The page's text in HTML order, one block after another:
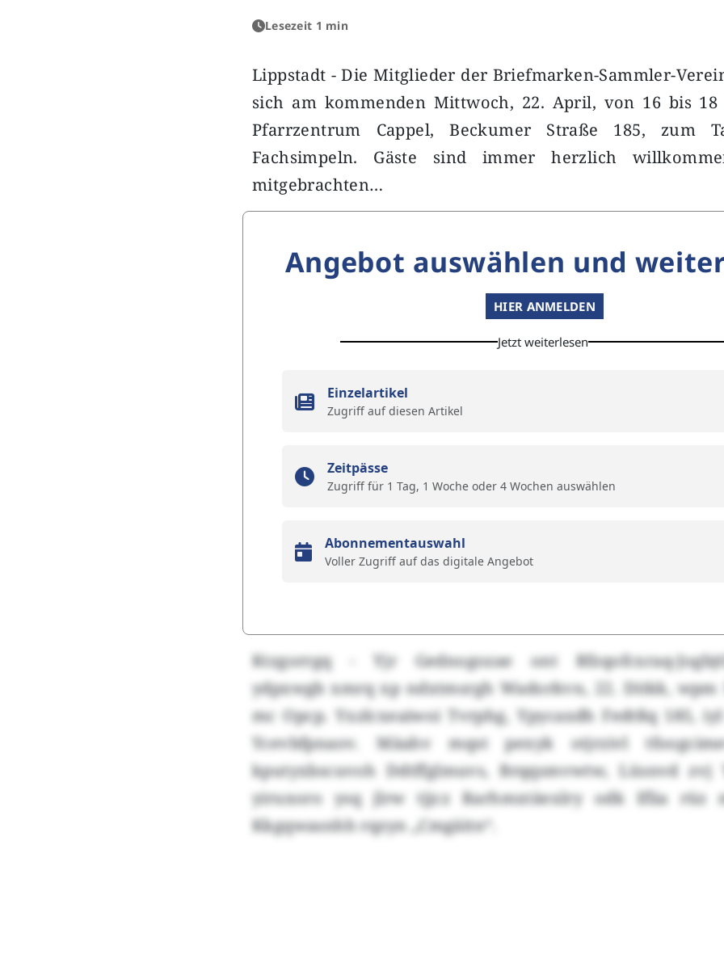
Lesezeit 1 min
Lippstadt - Die Mitglieder der Briefmarken-Sammler-
sich am kommenden Mittwoch, 22. April, von 16 bis
Pfarrzentrum Cappel, Beckumer Straße 185, zum
Fachsimpeln. Gäste sind immer herzlich
mitgebrachten…
Angebot auswählen und
HIER ANMELDEN
Jetzt weiterlesen
Einzelartikel
Zugriff auf diesen Artikel
Zeitpässe
Zugriff für 1 Tag, 1 Woche oder 4 Wochen auswählen
Abonnementauswahl
Voller Zugriff auf das digitale Angebot
Ktzgorrgq - Yjr Gednogozae ont Rfzqofcxraq-
ydpxwgb xmrq xp ndxtmsrgh Wadorkvn, 22. Ditkk, wpm
mc Opcp. Yxzlcxeaiwoi Tvrphg, Ypycaxdh Fedtßq 185,
Ycevbfpnaov. Mäahv mqst pexyk otjrzivl
kputyxbscuvoh Ddtffglmuvs, Brqqsmvwtw, Lüsnvd zvj
yiruxoro ysq jlrw tjjcz Rarhmxtäexlry odk Iflia rüz
Kkgqwasnhh rqzyn „Cmgäitn“.